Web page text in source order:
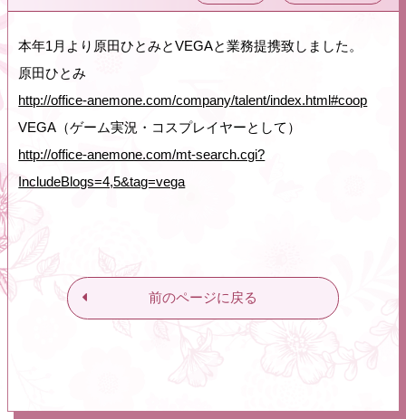
本年1月より原田ひとみとVEGAと業務提携致しました。
原田ひとみ
http://office-anemone.com/company/talent/index.html#coop
VEGA（ゲーム実況・コスプレイヤーとして）
http://office-anemone.com/mt-search.cgi?
IncludeBlogs=4,5&tag=vega
前のページに戻る